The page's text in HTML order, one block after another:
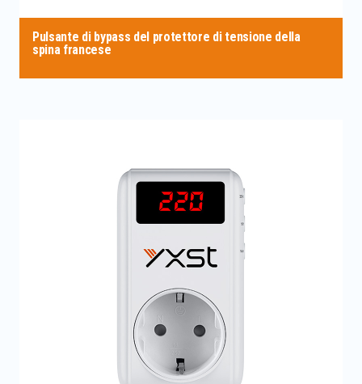
Pulsante di bypass del protettore di tensione della
spina francese